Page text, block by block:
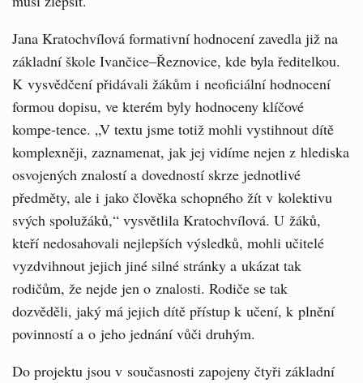
Jana Kratochvílová formativní hodnocení zavedla již na
základní škole Ivančice–Řeznovice, kde byla ředitelkou.
K vysvědčení přidávali žákům i neoficiální hodnocení
formou dopisu, ve kterém byly hodnoceny klíčové
kompe-tence. „V textu jsme totiž mohli vystihnout dítě
komplexněji, zaznamenat, jak jej vidíme nejen z hlediska
osvojených znalostí a dovedností skrze jednotlivé
předměty, ale i jako člověka schopného žít v kolektivu
svých spolužáků,“ vysvětlila Kratochvílová. U žáků,
kteří nedosahovali nejlepších výsledků, mohli učitelé
vyzdvihnout jejich jiné silné stránky a ukázat tak
rodičům, že nejde jen o znalosti. Rodiče se tak
dozvěděli, jaký má jejich dítě přístup k učení, k plnění
povinností a o jeho jednání vůči druhým.
Do projektu jsou v současnosti zapojeny čtyři základní